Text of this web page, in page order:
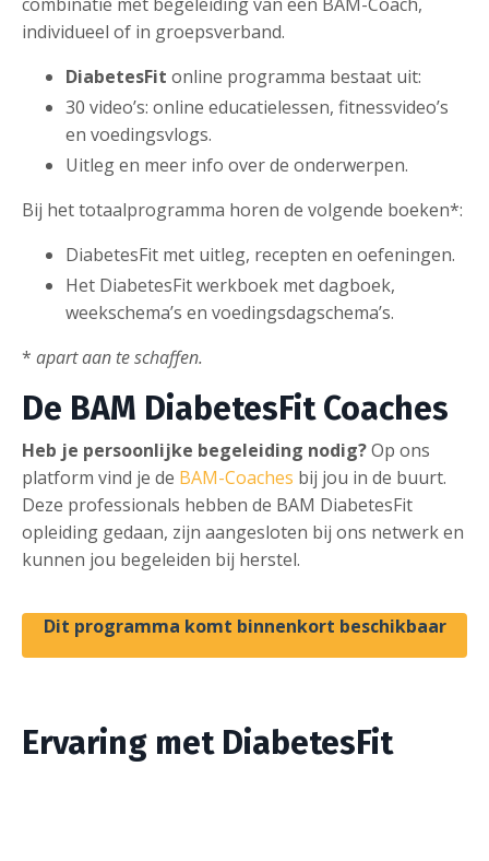
individueel of in groepsverband.
DiabetesFit online programma bestaat uit:
30 video’s: online educatielessen, fitnessvideo’s
en voedingsvlogs.
Uitleg en meer info over de onderwerpen.
Bij het totaalprogramma horen de volgende boeken*:
DiabetesFit met uitleg, recepten en oefeningen.
Het DiabetesFit werkboek met dagboek,
weekschema’s en voedingsdagschema’s.
* apart aan te schaffen.
De BAM DiabetesFit Coaches
Heb je persoonlijke begeleiding nodig?Op ons
platform vind je de BAM-Coaches bij jou in de buurt.
Deze professionals hebben de BAM DiabetesFit
opleiding gedaan, zijn aangesloten bij ons netwerk en
kunnen jou begeleiden bij herstel.
Dit programma komt binnenkort beschikbaar
Ervaring met DiabetesFit